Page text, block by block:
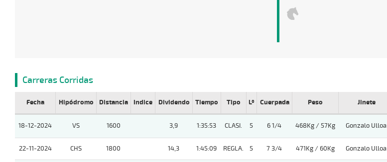
Carreras Corridas
Fecha Hipódromo Distancia Indice Dividendo Tiempo Tipo Lº Cuerpada Peso Jinete
18-12-2024 VS 1600 3,9 1:35:53 CLASI. 5 6 1/4 468Kg / 57Kg Gonzalo Ulloa
22-11-2024 CHS 1800 14,3 1:45:09 REGLA. 5 7 3/4 471Kg / 60Kg Gonzalo Ulloa